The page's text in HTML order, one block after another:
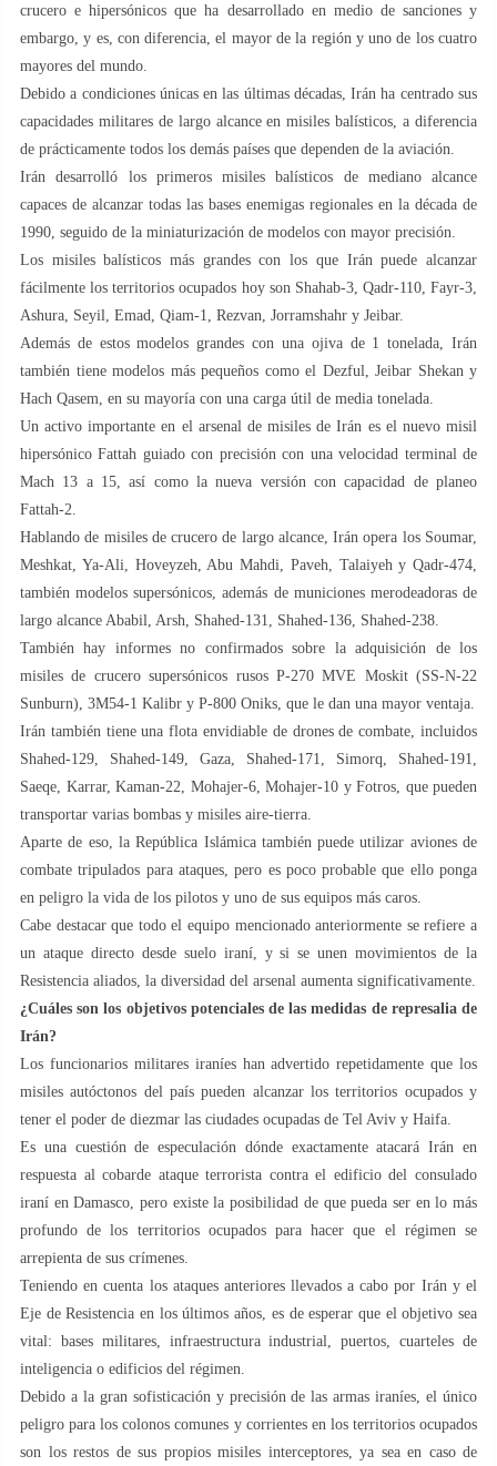
crucero e hipersónicos que ha desarrollado en medio de sanciones y
embargo, y es, con diferencia, el mayor de la región y uno de los cuatro
mayores del mundo.
Debido a condiciones únicas en las últimas décadas, Irán ha centrado sus
capacidades militares de largo alcance en misiles balísticos, a diferencia
de prácticamente todos los demás países que dependen de la aviación.
Irán desarrolló los primeros misiles balísticos de mediano alcance
capaces de alcanzar todas las bases enemigas regionales en la década de
1990, seguido de la miniaturización de modelos con mayor precisión.
Los misiles balísticos más grandes con los que Irán puede alcanzar
fácilmente los territorios ocupados hoy son Shahab-3, Qadr-110, Fayr-3,
Ashura, Seyil, Emad, Qiam-1, Rezvan, Jorramshahr y Jeibar.
Además de estos modelos grandes con una ojiva de 1 tonelada, Irán
también tiene modelos más pequeños como el Dezful, Jeibar Shekan y
Hach Qasem, en su mayoría con una carga útil de media tonelada.
Un activo importante en el arsenal de misiles de Irán es el nuevo misil
hipersónico Fattah guiado con precisión con una velocidad terminal de
Mach 13 a 15, así como la nueva versión con capacidad de planeo
Fattah-2.
Hablando de misiles de crucero de largo alcance, Irán opera los Soumar,
Meshkat, Ya-Ali, Hoveyzeh, Abu Mahdi, Paveh, Talaiyeh y Qadr-474,
también modelos supersónicos, además de municiones merodeadoras de
largo alcance Ababil, Arsh, Shahed-131, Shahed-136, Shahed-238.
También hay informes no confirmados sobre la adquisición de los
misiles de crucero supersónicos rusos P-270 MVE Moskit (SS-N-22
Sunburn), 3M54-1 Kalibr y P-800 Oniks, que le dan una mayor ventaja.
Irán también tiene una flota envidiable de drones de combate, incluidos
Shahed-129, Shahed-149, Gaza, Shahed-171, Simorq, Shahed-191,
Saeqe, Karrar, Kaman-22, Mohajer-6, Mohajer-10 y Fotros, que pueden
transportar varias bombas y misiles aire-tierra.
Aparte de eso, la República Islámica también puede utilizar aviones de
combate tripulados para ataques, pero es poco probable que ello ponga
en peligro la vida de los pilotos y uno de sus equipos más caros.
Cabe destacar que todo el equipo mencionado anteriormente se refiere a
un ataque directo desde suelo iraní, y si se unen movimientos de la
Resistencia aliados, la diversidad del arsenal aumenta significativamente.
¿Cuáles son los objetivos potenciales de las medidas de represalia de
Irán?
Los funcionarios militares iraníes han advertido repetidamente que los
misiles autóctonos del país pueden alcanzar los territorios ocupados y
tener el poder de diezmar las ciudades ocupadas de Tel Aviv y Haifa.
Es una cuestión de especulación dónde exactamente atacará Irán en
respuesta al cobarde ataque terrorista contra el edificio del consulado
iraní en Damasco, pero existe la posibilidad de que pueda ser en lo más
profundo de los territorios ocupados para hacer que el régimen se
arrepienta de sus crímenes.
Teniendo en cuenta los ataques anteriores llevados a cabo por Irán y el
Eje de Resistencia en los últimos años, es de esperar que el objetivo sea
vital: bases militares, infraestructura industrial, puertos, cuarteles de
inteligencia o edificios del régimen.
Debido a la gran sofisticación y precisión de las armas iraníes, el único
peligro para los colonos comunes y corrientes en los territorios ocupados
son los restos de sus propios misiles interceptores, ya sea en caso de